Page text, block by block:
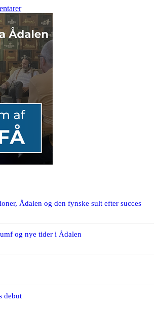
Ådalen og den fynske sult efter succes
og nye tider i Ådalen
debut